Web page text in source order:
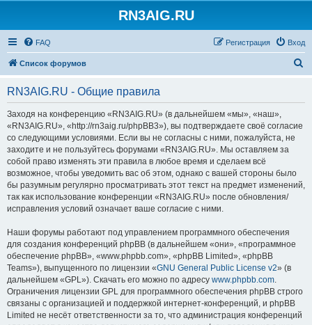
RN3AIG.RU
FAQ Вход
Регистрация
Список форумов
RN3AIG.RU - Общие правила
Заходя на конференцию «RN3AIG.RU» (в дальнейшем «мы», «наш»,
«RN3AIG.RU», «http://rn3aig.ru/phpBB3»), вы подтверждаете своё согласие
со следующими условиями. Если вы не согласны с ними, пожалуйста, не
заходите и не пользуйтесь форумами «RN3AIG.RU». Мы оставляем за
собой право изменять эти правила в любое время и сделаем всё
возможное, чтобы уведомить вас об этом, однако с вашей стороны было
бы разумным регулярно просматривать этот текст на предмет изменений,
так как использование конференции «RN3AIG.RU» после обновления/
исправления условий означает ваше согласие с ними.
Наши форумы работают под управлением программного обеспечения
для создания конференций phpBB (в дальнейшем «они», «программное
обеспечение phpBB», «www.phpbb.com», «phpBB Limited», «phpBB
Teams»), выпущенного по лицензии «GNU General Public License v2» (в
дальнейшем «GPL»). Скачать его можно по адресу www.phpbb.com.
Ограничения лицензии GPL для программного обеспечения phpBB строго
связаны с организацией и поддержкой интернет-конференций, и phpBB
Limited не несёт ответственности за то, что администрация конференций